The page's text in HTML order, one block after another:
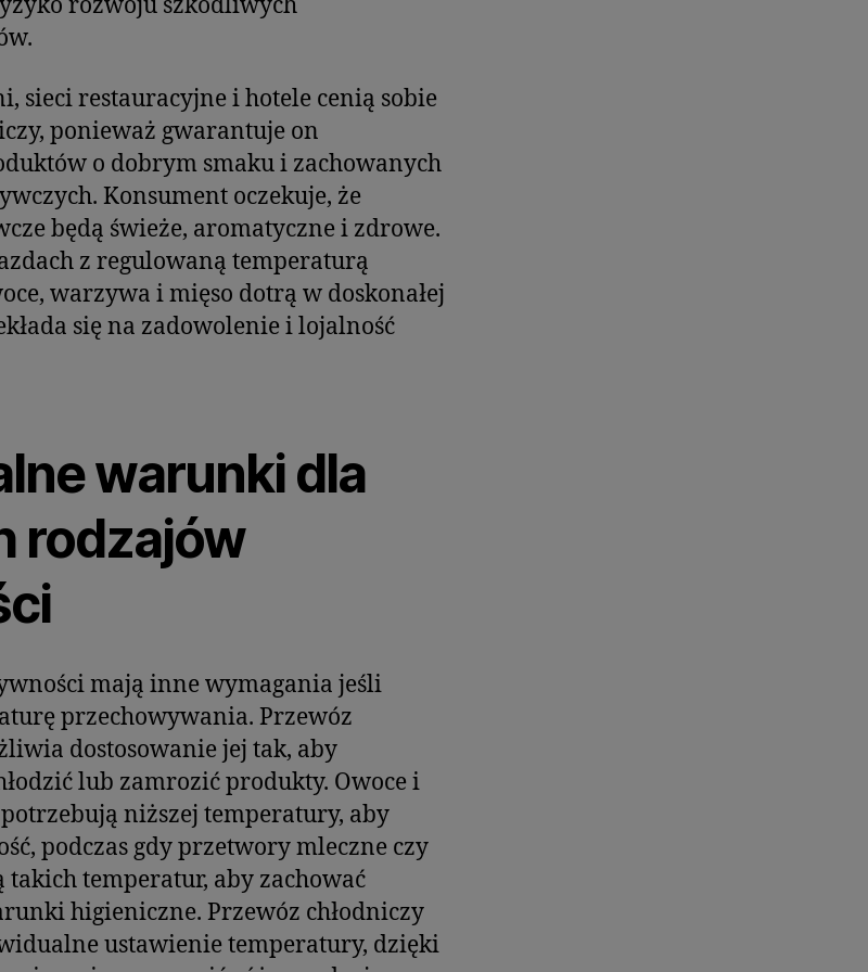
rozwoju szkodliwych
sieci restauracyjne i hotele cenią sobie
ponieważ gwarantuje on
o dobrym smaku i zachowanych
Konsument oczekuje, że
będą świeże, aromatyczne i zdrowe.
z regulowaną temperaturą
warzywa i mięso dotrą w doskonałej
się na zadowolenie i lojalność
warunki dla
rodzajów
mają inne wymagania jeśli
przechowywania. Przewóz
dostosowanie jej tak, aby
lub zamrozić produkty. Owoce i
niższej temperatury, aby
podczas gdy przetwory mleczne czy
takich temperatur, aby zachować
higieniczne. Przewóz chłodniczy
ustawienie temperatury, dzięki